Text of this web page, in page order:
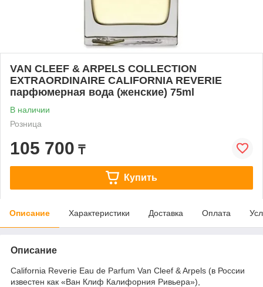
VAN CLEEF & ARPELS COLLECTION
EXTRAORDINAIRE CALIFORNIA REVERIE
парфюмерная вода (женские) 75ml
В наличии
Розница
105 700 ₸
Купить
Описание Характеристики Доставка Оплата
Описание
California Reverie Eau de Parfum Van Cleef & Arpels (в России
известен как «Ван Клиф Калифорния Ривьера»),